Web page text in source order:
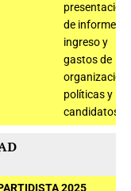
presentación
de informe de
ingreso y
gastos de
políticas y
candidatos
2025